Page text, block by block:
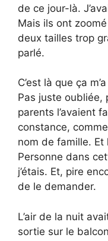
de ce jour-là.
Mais ils ont
deux tailles trop
parlé.
C’est là que ça
Pas juste oubliée,
parents l’avaient
constance,
nom de famille. Et
Personne dans
j’étais. Et, pire
de le demander.
L’air de la nuit
sortie sur le